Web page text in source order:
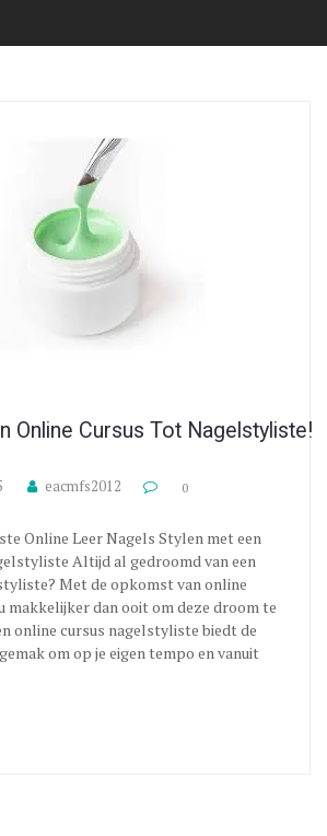
Online Cursus Tot Nagelstyliste!
eacmfs2012 0
Online Leer Nagels Stylen met een
Altijd al gedroomd van een
Met de opkomst van online
makkelijker dan ooit om deze droom te
online cursus nagelstyliste biedt de
om op je eigen tempo en vanuit